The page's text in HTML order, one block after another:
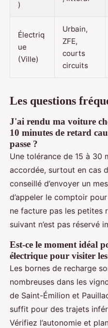
)
Électriq
ue
(Ville)
Urbain,
ZFE,
courts
circuits
Les questions
J'ai rendu ma voiture
10 minutes de retard
passe ?
Une tolérance de 15 à 30
accordée, surtout en cas
conseillé d’envoyer un
d’appeler le comptoir
ne facture pas les petites
suivant n’est pas réservé
Est-ce le moment idéal
électrique pour visiter
Les bornes de recharge
nombreuses dans les
de Saint-Émilion et
suffit pour des trajets
Vérifiez l’autonomie et